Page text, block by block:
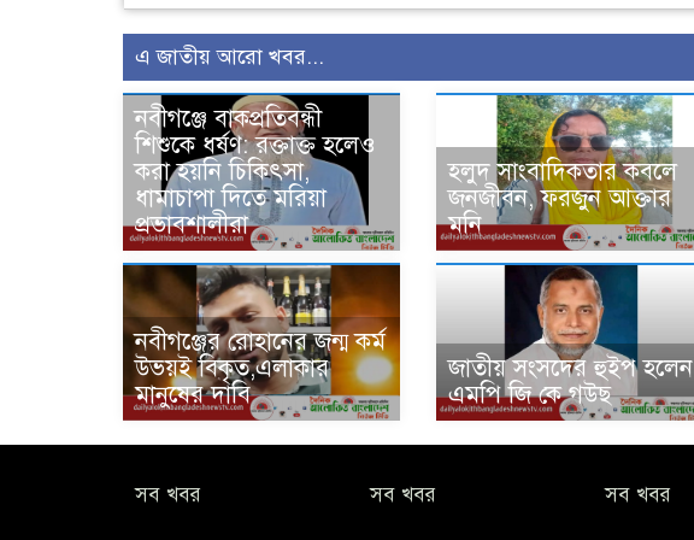
এ জাতীয় আরো খবর...
নবীগঞ্জে বাকপ্রতিবন্ধী
শিশুকে ধর্ষণ: রক্তাক্ত হলেও
করা হয়নি চিকিৎসা,
ধামাচাপা দিতে মরিয়া
প্রভাবশালীরা
হলুদ সাংবাদিকতার কবলে
জনজীবন, ফরজুন আক্তার
মনি
নবীগঞ্জের রোহানের জন্ম কর্ম
উভয়ই বিকৃত,এলাকার
মানুষের দাবি
জাতীয় সংসদের হুইপ হলেন
এমপি জি কে গউছ
সব খবর সব খবর সব খবর